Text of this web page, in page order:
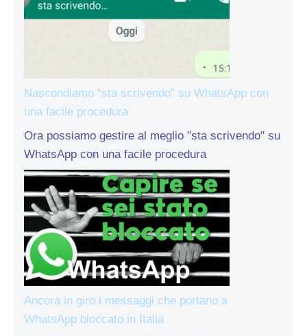
Nascondiamo “sta scrivendo” su WhatsApp con
una facile procedura
Ora possiamo gestire al meglio "sta scrivendo" su
WhatsApp con una facile procedura
Ancora in giro i messaggi che portano a
WhatsApp bloccato in Italia